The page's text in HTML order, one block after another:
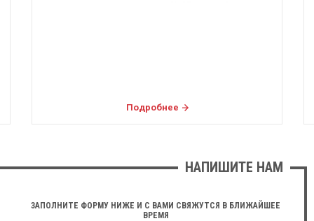
Подробнее
НАПИШИТЕ НАМ
ЗАПОЛНИТЕ ФОРМУ НИЖЕ И С ВАМИ СВЯЖУТСЯ В БЛИЖАЙШЕЕ
ВРЕМЯ